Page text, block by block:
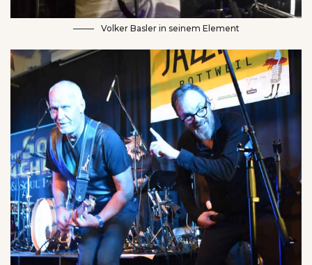
Volker Basler in seinem Element